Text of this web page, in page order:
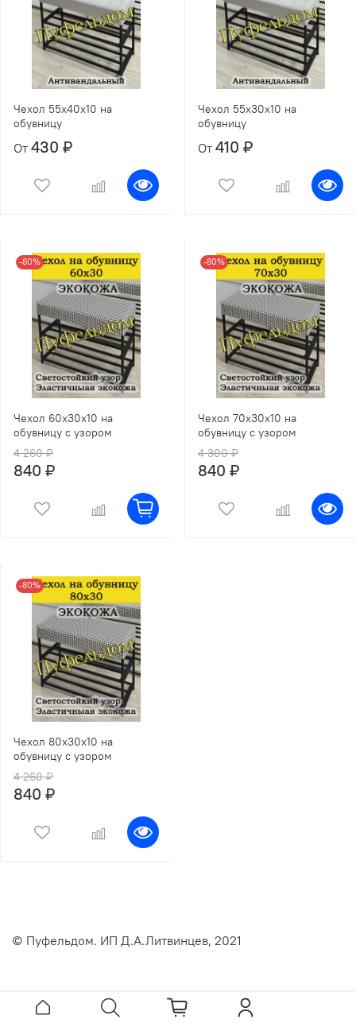
Чехол 55х40х10 на
обувницу
От 430 ₽
Чехол 55х30х10 на
обувницу
От 410 ₽
-80%
Чехол 60х30х10 на
обувницу с узором
4 260 ₽
840 ₽
-80%
Чехол 70х30х10 на
обувницу с узором
4 300 ₽
840 ₽
-80%
Чехол 80х30х10 на
обувницу с узором
4 260 ₽
840 ₽
© Пуфельдом. ИП Д.А.Литвинцев, 2021